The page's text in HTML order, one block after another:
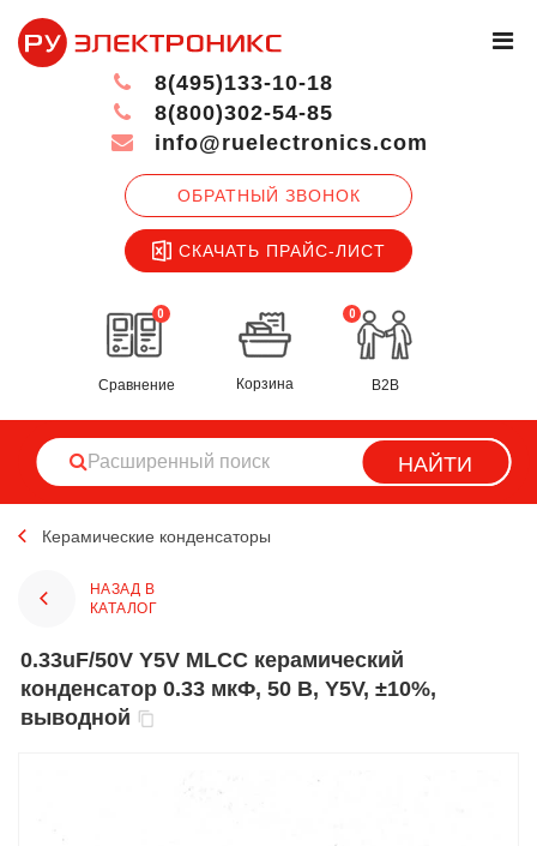
ОБРАТНЫЙ ЗВОНОК
СКАЧАТЬ ПРАЙС-ЛИСТ
8(495)133-10-18
8(800)302-54-85
info@ruelectronics.com
0
Сравнение
0
Корзина B2B
НАЙТИ
Керамические конденсаторы
НАЗАД В
КАТАЛОГ
0.33uF/50V Y5V MLCC керамический
конденсатор 0.33 мкФ, 50 В, Y5V, ±10%,
выводной